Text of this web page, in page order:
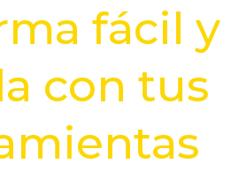
fácil y
con tus